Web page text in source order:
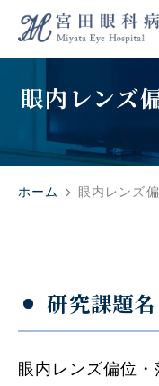
眼内レンズ
ホーム 眼内レンズ
研究課題名
眼内レンズ偏位